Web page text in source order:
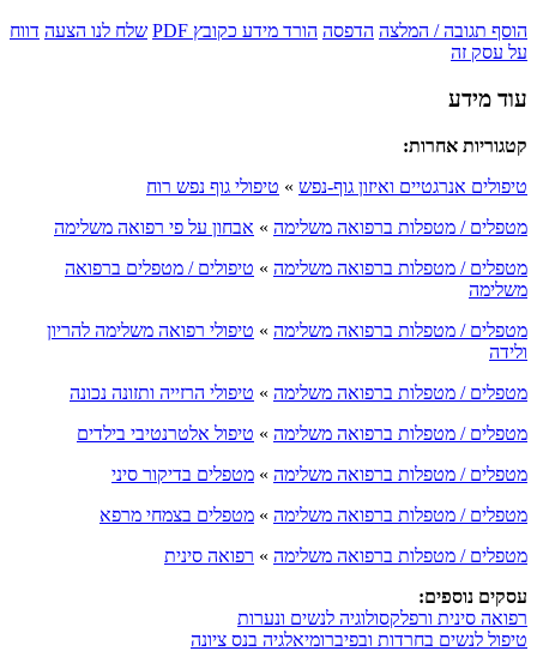
הוסף תגובה / המלצה הדפסה הורד מידע כקובץ PDF שלח לנו הצעה דווח
על עסק זה
עוד מידע
קטגוריות אחרות:
טיפולים אנרגטיים ואיזון גוף-נפש » טיפולי גוף נפש רוח
מטפלים / מטפלות ברפואה משלימה » אבחון על פי רפואה משלימה
מטפלים / מטפלות ברפואה משלימה » טיפולים / מטפלים ברפואה
משלימה
מטפלים / מטפלות ברפואה משלימה » טיפולי רפואה משלימה להריון
ולידה
מטפלים / מטפלות ברפואה משלימה » טיפולי הרזייה ותזונה נכונה
מטפלים / מטפלות ברפואה משלימה » טיפול אלטרנטיבי בילדים
מטפלים / מטפלות ברפואה משלימה » מטפלים בדיקור סיני
מטפלים / מטפלות ברפואה משלימה » מטפלים בצמחי מרפא
מטפלים / מטפלות ברפואה משלימה » רפואה סינית
עסקים נוספים:
רפואה סינית ורפלקסולוגיה לנשים ונערות
טיפול לנשים בחרדות ובפיברומיאלגיה בנס ציונה